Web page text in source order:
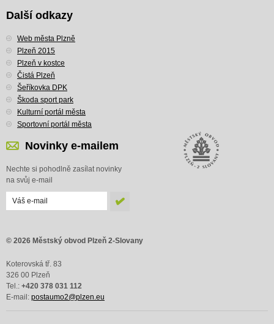
Další odkazy
Web města Plzně
Plzeň 2015
Plzeň v kostce
Čistá Plzeň
Šeříkovka DPK
Škoda sport park
Kulturní portál města
Sportovní portál města
Novinky e-mailem
Nechte si pohodlně zasílat novinky
na svůj e-mail
© 2026 Městský obvod Plzeň 2-Slovany
Koterovská tř. 83
326 00 Plzeň
Tel.: +420 378 031 112
E-mail: postaumo2@plzen.eu